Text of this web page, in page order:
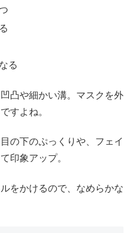
る
凸や細かい溝。マスクを外
すよね。
の下のぷっくりや、フェイ
印象アップ。
をかけるので、なめらかな